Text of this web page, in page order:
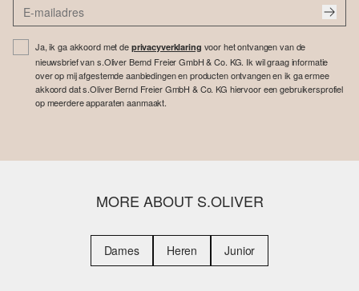
Ja, ik ga akkoord met de privacyverklaring voor het ontvangen van de
nieuwsbrief van s.Oliver Bernd Freier GmbH & Co. KG. Ik wil graag informatie
over op mij afgestemde aanbiedingen en producten ontvangen en ik ga ermee
akkoord dat s.Oliver Bernd Freier GmbH & Co. KG hiervoor een gebruikersprofiel
op meerdere apparaten aanmaakt.
MORE ABOUT S.OLIVER
Dames Heren Junior